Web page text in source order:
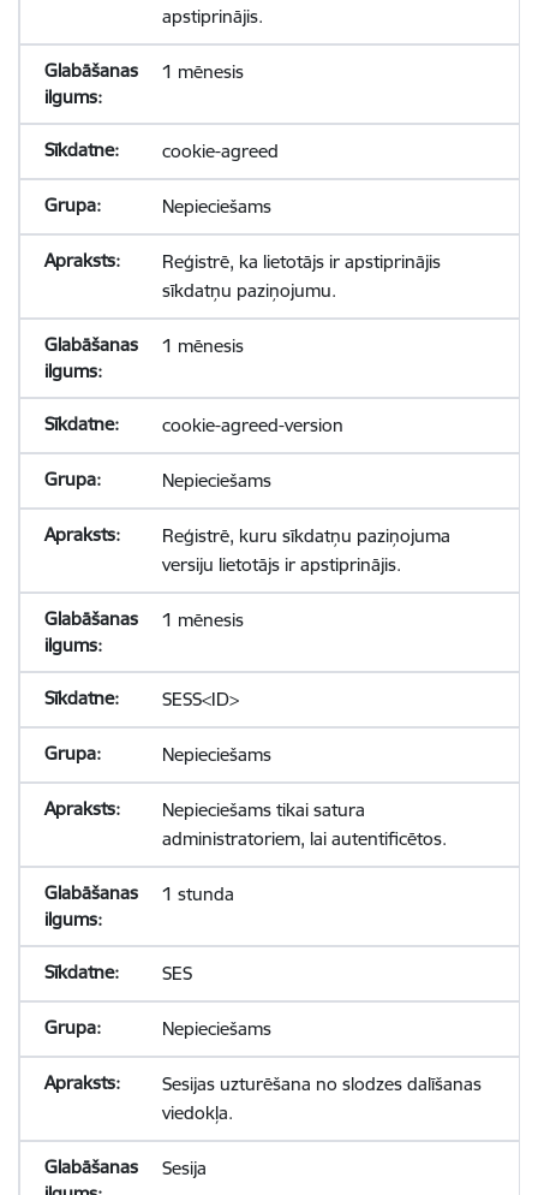
apstiprinājis.
1 mēnesis
cookie-agreed
Nepieciešams
Reģistrē, ka lietotājs ir apstiprinājis
sīkdatņu paziņojumu.
1 mēnesis
cookie-agreed-version
Nepieciešams
Reģistrē, kuru sīkdatņu paziņojuma
versiju lietotājs ir apstiprinājis.
1 mēnesis
SESS<ID>
Nepieciešams
Nepieciešams tikai satura
administratoriem, lai autentificētos.
1 stunda
SES
Nepieciešams
Sesijas uzturēšana no slodzes dalīšanas
viedokļa.
Sesija